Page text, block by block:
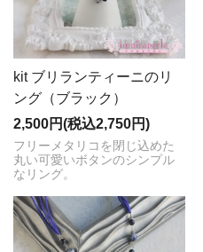
kit ブリランティーニのリ
ング（ブラック）
2,500円(税込2,750円)
フリーメタリコを閉じ込めた
丸い可愛いボタンのシンプル
なリング。